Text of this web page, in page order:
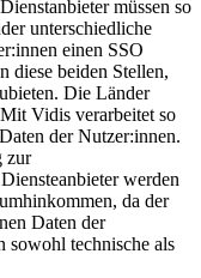
müssen so
unterschiedliche
einen SSO
diese beiden Stellen,
Die Länder
Vidis verarbeitet so
der Nutzer:innen.
zur
werden
da der
Daten der
sowohl technische als